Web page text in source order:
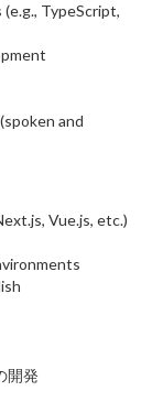
TypeScript,
and
Vue.js, etc.)
開発